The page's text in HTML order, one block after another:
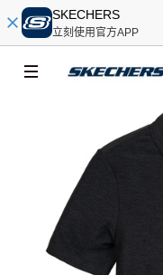
SKECHERS
立刻使用官方APP